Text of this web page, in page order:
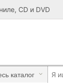
CD и DVD